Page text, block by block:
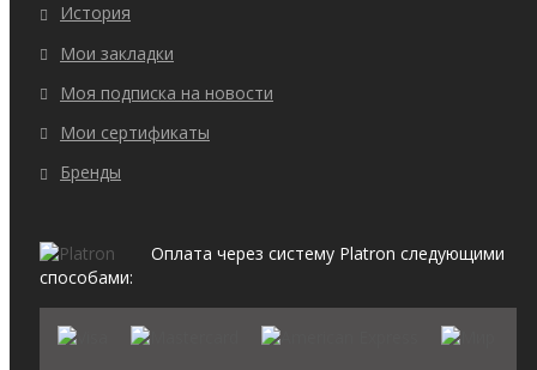
История
Мои закладки
Моя подписка на новости
Мои сертификаты
Бренды
Оплата через систему Platron следующими
способами: